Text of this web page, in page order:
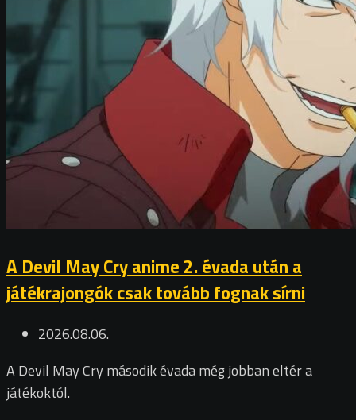
A Devil May Cry anime 2. évada után a
játékrajongók csak tovább fognak sírni
2026.08.06.
A Devil May Cry második évada még jobban eltér a
játékoktól.